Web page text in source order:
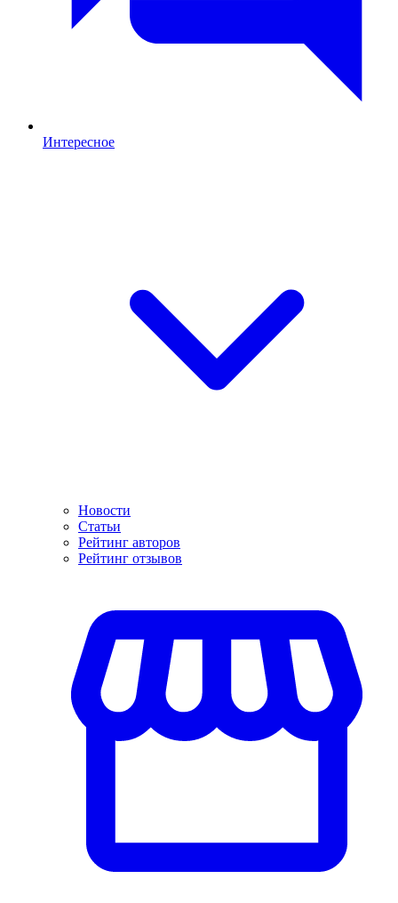
Интересное
Новости
Статьи
Рейтинг авторов
Рейтинг отзывов